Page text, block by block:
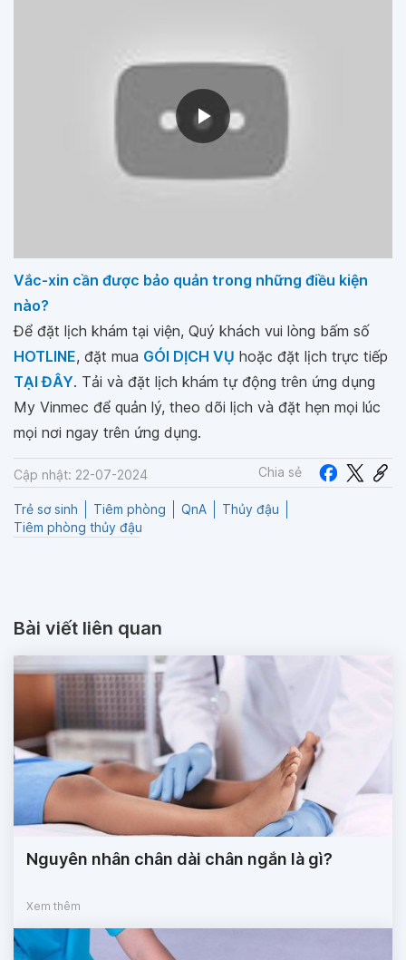
Vắc-xin cần được bảo quản trong những điều kiện
nào?
Để đặt lịch khám tại viện, Quý khách vui lòng bấm số
HOTLINE, đặt mua GÓI DỊCH VỤ hoặc đặt lịch trực tiếp
TẠI ĐÂY. Tải và đặt lịch khám tự động trên ứng dụng
My Vinmec để quản lý, theo dõi lịch và đặt hẹn mọi lúc
mọi nơi ngay trên ứng dụng.
Cập nhật: 22-07-2024 Chia sẻ
Trẻ sơ sinh Tiêm phòng QnA
Thủy đậu
Tiêm phòng thủy đậu
Bài viết liên quan
Nguyên nhân chân dài chân ngắn là gì?
Xem thêm